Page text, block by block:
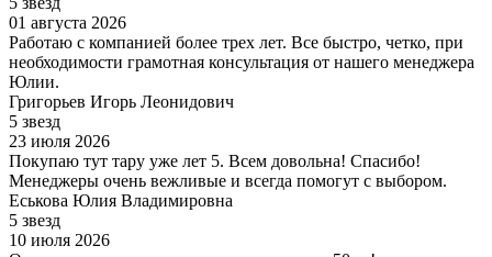
01 августа 2026
Работаю с компанией более трех лет. Все быстро, четко, при
необходимости грамотная консультация от нашего менеджера
Юлии.
Григорьев Игорь Леонидович
5 звезд
23 июля 2026
Покупаю тут тару уже лет 5. Всем довольна! Спасибо!
Менеджеры очень вежливые и всегда помогут с выбором.
Еськова Юлия Владимировна
5 звезд
10 июля 2026